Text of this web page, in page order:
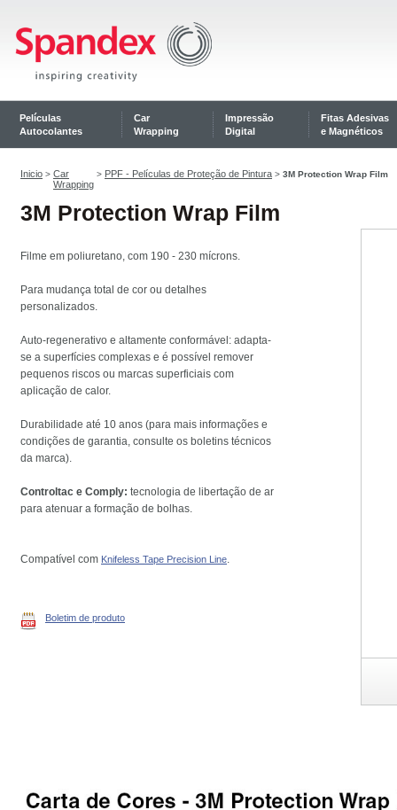
Películas
Autocolantes
Car
Wrapping
Impressão
Digital
Fitas Adesivas
e Magnéticos
Inicio > Car
Wrapping
> PPF - Películas de Proteção de Pintura > 3M Protection Wrap Film
3M Protection Wrap Film
Filme em poliuretano, com 190 - 230 mícrons.
Para mudança total de cor ou detalhes
personalizados.
Auto-regenerativo e altamente conformável: adapta-
se a superfícies complexas e é possível remover
pequenos riscos ou marcas superficiais com
aplicação de calor.
Durabilidade até 10 anos (para mais informações e
condições de garantia, consulte os boletins técnicos
da marca).
Controltac e Comply: tecnologia de libertação de ar
para atenuar a formação de bolhas.
Compatível com Knifeless Tape Precision Line.
Boletim de produto